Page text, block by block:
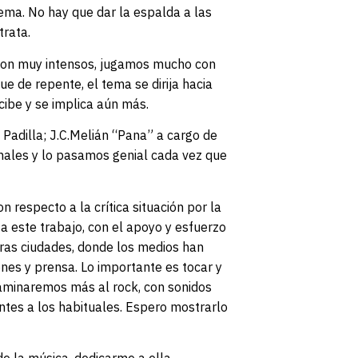
No hay que dar la espalda a las
muy intensos, jugamos mucho con
de repente, el tema se dirija hacia
y se implica aún más.
J.C.Melián “Pana” a cargo de
y lo pasamos genial cada vez que
respecto a la crítica situación por la
este trabajo, con el apoyo y esfuerzo
ciudades, donde los medios han
y prensa. Lo importante es tocar y
más al rock, con sonidos
a los habituales. Espero mostrarlo